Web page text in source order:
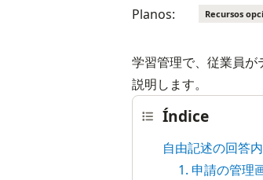
Planos: Recursos
学習管理で、従業員が
説明します。
Índice
自由記述の回答
1. 申請の管理